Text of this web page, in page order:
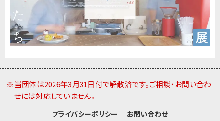
※当団体は2026年3月31日付で解散済です。ご相談・お問い合わ
せには対応していません。
プライバシーポリシー お問い合わせ